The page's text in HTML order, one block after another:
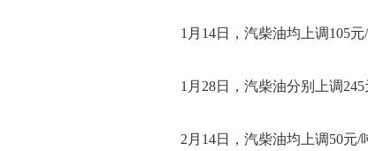
1月14日，汽柴油均上调105元
1月28日，汽柴油分别上调245
2月14日，汽柴油均上调50元/